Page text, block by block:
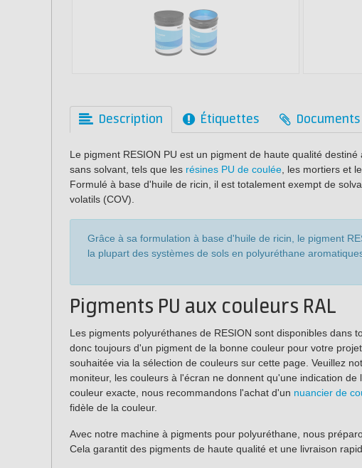
Description Étiquettes Documents
Le pigment RESION PU est un pigment de haute qualité
sans solvant, tels que les résines PU de coulée , les mortiers et
Formulé à base d'huile de ricin, il est totalement exempt de
volatils (COV).
Grâce à sa formulation à base d'huile de ricin, le pigment
la plupart des systèmes de sols en polyuréthane
Pigments PU aux couleurs RAL
Les pigments polyuréthanes de RESION sont disponibles dans
donc toujours d'un pigment de la bonne couleur pour votre
souhaitée via la sélection de couleurs sur cette page. Veuillez
moniteur, les couleurs à l'écran ne donnent qu'une indication
couleur exacte, nous recommandons l'achat d'un nuancier de
fidèle de la couleur.
Avec notre machine à pigments pour polyuréthane, nous
Cela garantit des pigments de haute qualité et une livraison